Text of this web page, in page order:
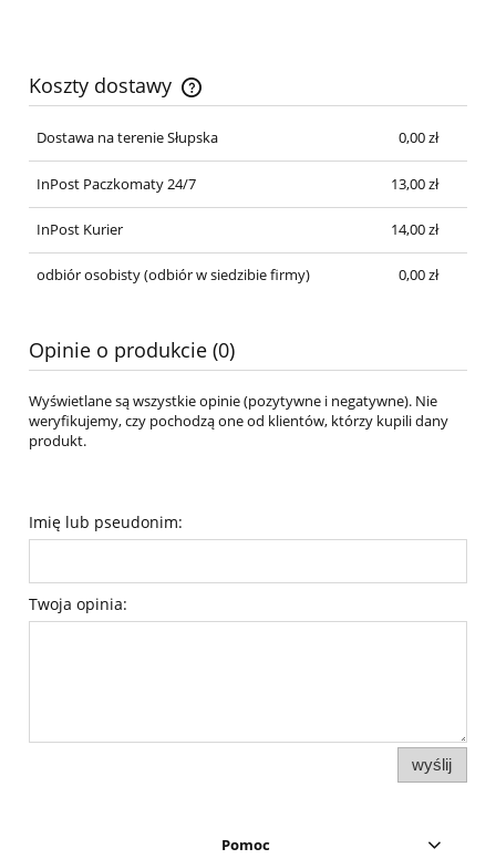
Koszty dostawy
Cena nie zawiera ewentualnych kosztów płatności
Dostawa na terenie Słupska
0,00 zł
InPost Paczkomaty 24/7 13,00 zł
InPost Kurier 14,00 zł
odbiór osobisty(odbiór w siedzibie firmy) 0,00 zł
Opinie o produkcie (0)
Wyświetlane są wszystkie opinie (pozytywne i negatywne). Nie
weryfikujemy, czy pochodzą one od klientów, którzy kupili dany
produkt.
Imię lub pseudonim:
Twoja opinia:
wyślij
Pomoc